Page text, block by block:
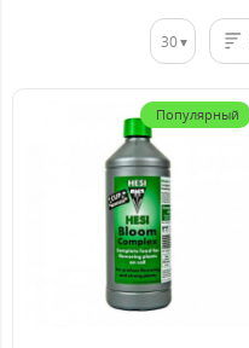
30
Популярный